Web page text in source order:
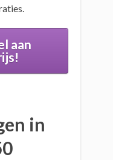
aan
in